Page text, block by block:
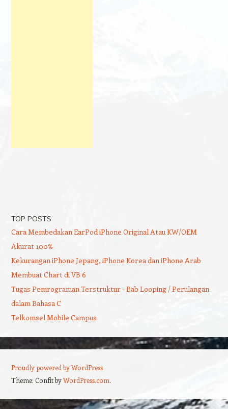
TOP POSTS
Cara Membedakan EarPod iPhone Original Atau KW/OEM
Akurat 100%
Kekurangan iPhone Jepang, iPhone Korea dan iPhone Arab
Membuat Chart di VB 6
Tugas Pemrograman Terstruktur - Bab Looping / Perulangan
dalam Bahasa C
Telkomsel Mobile Campus
Proudly powered by WordPress
Theme: Confit byWordPress.com.